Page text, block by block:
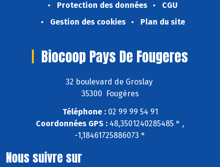
Protection des données
CGU
Gestion des cookies
Plan du site
Biocoop Pays De Fougeres
32 boulevard de Groslay
35300 Fougères
Téléphone :02 99 99 54 91
Coordonnées GPS : 48,3501240285485 ° ,
-1,18461725886073 °
Nous suivre sur